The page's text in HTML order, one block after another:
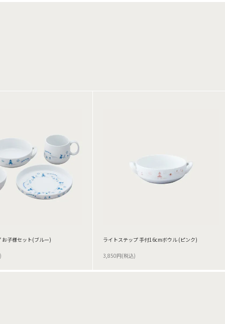
お子様セット(ブルー) ライトステップ 手付16cmボウル (ピンク)
3,850円(税込)